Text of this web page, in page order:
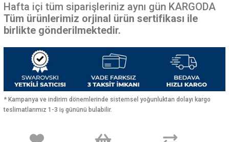
Hafta içi tüm siparişleriniz aynı gün KARGODA
Tüm ürünlerimiz orjinal ürün sertifikası ile
birlikte gönderilmektedir.
* Kampanya ve indirim dönemlerinde sistemsel yoğunluktan dolayı kargo
teslimatlarımız 1-3 iş gününü bulabilir.